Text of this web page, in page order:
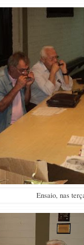
Ensaio, nas